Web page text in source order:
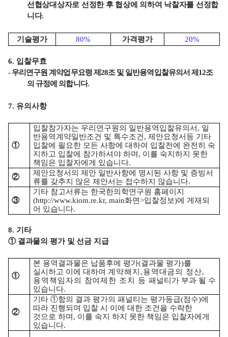
선협상대상자로 선정한 후 협상에 의하여 낙찰자를 선정합
니다.
기술평가 80% 가격평가 20%
6. 입찰무효
-우리연구원 계약업무요령 제 28조 및 일반용역입찰유의서 제 12조
의 규정에 의합니다.
7. 유의사항
①
입찰참가자는 우리연구원의 일반용역입찰유의서 , 일
반용역계약일반조건 및 특수조건 , 제안요청서등 기타
입찰에 필요한 모든 사항에 대하여 입찰전에 완전히 숙
지하고 입찰에 참가하셔야 하며 , 이를 숙지하지 못한
책임은 입찰자에게 있습니다.
②
제안요청서의 제안 일반사항에 명시된 사항 및 증빙서
류를 갖추지 않은 제안서는 접수하지 않습니다.
③
기타 참고서류는 한국한의학연구원 홈페이지
(http://www.kiom.re.kr, main화면>입찰정보)에 게재되
어 있습니다.
8. 기타
① 결과물의 평가 및 선금 지급
①
본 용역결과물은 납품후에 평가(결과물 평가)를
실시하고 이에 대하여 계약해지 ,용역대금의 정산,
용역책임자의 참여제한 조치 등 패널티가 부과 될 수
있습니다.
②
기타 ①항의 결과 평가의 패널티는 평가등급(점수)에
따라 진행되며 입찰 시 이에 대한 조건을 수락한
것으로 하며 , 이를 숙지 하지 못한 책임은 입찰자에게
있습니다.